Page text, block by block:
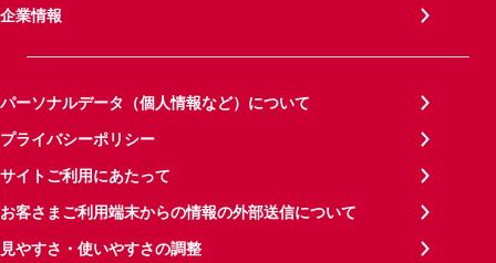
企業情報
パーソナルデータ（個人情報など）について
プライバシーポリシー
サイトご利用にあたって
お客さまご利用端末からの情報の外部送信について
見やすさ・使いやすさの調整